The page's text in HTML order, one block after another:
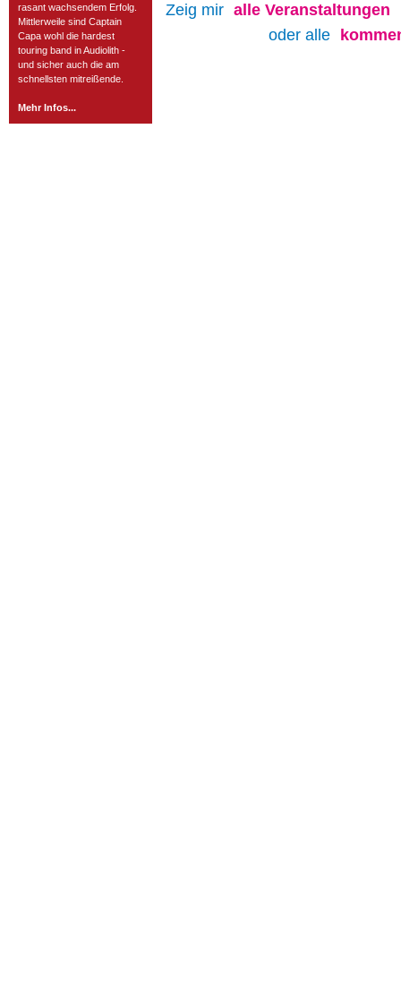
rasant wachsendem Erfolg.
Mittlerweile sind Captain
Capa wohl die hardest
touring band in Audiolith -
und sicher auch die am
schnellsten mitreißende.
Mehr Infos...
Zeig mir alle Veranstaltungen
oder alle